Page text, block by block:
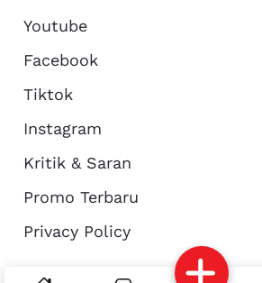
Reservasi Article
Youtube
Facebook
Tiktok
Instagram
Kritik & Saran
Promo Terbaru
Privacy Policy